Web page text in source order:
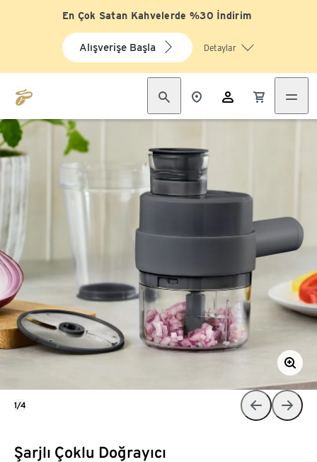
En Çok Satan Kahvelerde %30 İndirim
Alışverişe Başla Detaylar
Şarjlı Çoklu Doğrayıcı
1/4